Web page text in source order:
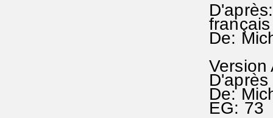
De:
Version
De:
EG: